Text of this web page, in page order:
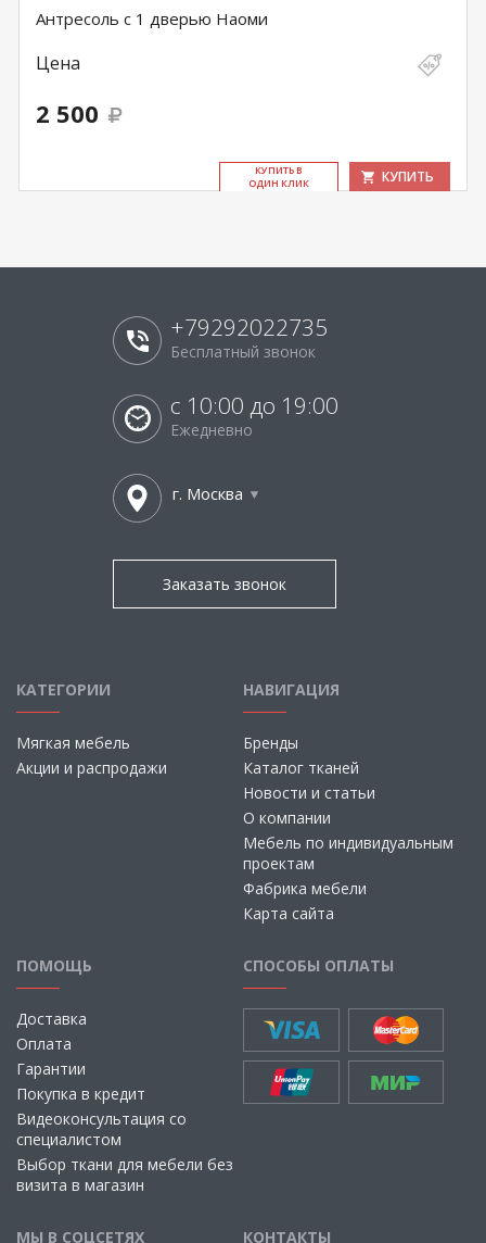
Антресоль с 1 дверью Наоми
Цена
2 500
КУ­ПИТЬ В
ОДИН КЛИК
КУПИТЬ
+79292022735
Бесплатный звонок
с 10:00 до 19:00
Ежедневно
г. Москва
Заказать звонок
КАТЕГОРИИ
Мягкая мебель
Акции и распродажи
НАВИГАЦИЯ
Бренды
Каталог тканей
Новости и статьи
О компании
Мебель по индивидуальным
проектам
Фабрика мебели
Карта сайта
ПОМОЩЬ
Доставка
Оплата
Гарантии
Покупка в кредит
Видеоконсультация со
специалистом
Выбор ткани для мебели без
визита в магазин
СПОСОБЫ ОПЛАТЫ
МЫ В СОЦСЕТЯХ КОНТАКТЫ